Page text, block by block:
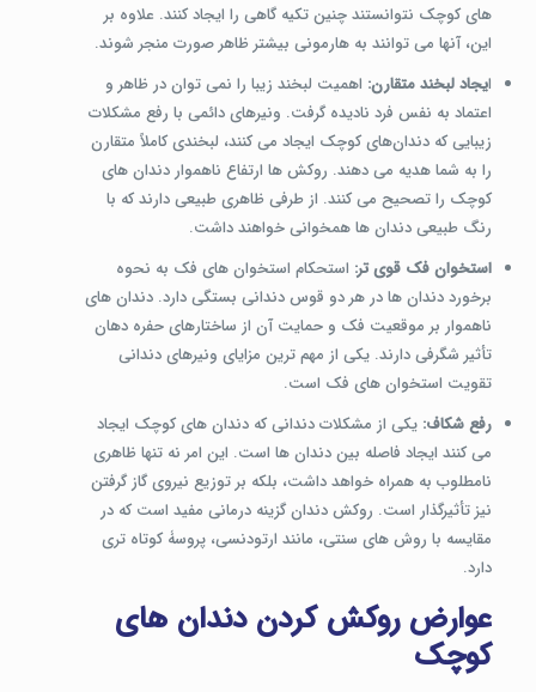
های کوچک نتوانستند چنین تکیه گاهی را ایجاد کنند. علاوه بر
این، آنها می توانند به هارمونی بیشتر ظاهر صورت منجر شوند.
ایجاد لبخند متقارن: اهمیت لبخند زیبا را نمی توان در ظاهر و
اعتماد به نفس فرد نادیده گرفت. ونیر‌های دائمی با رفع مشکلات
زیبایی که دندان‌های کوچک ایجاد می کنند، لبخندی کاملاً متقارن
را به شما هدیه می دهند. روکش ‌ها ارتفاع ناهموار دندان‌ های
کوچک را تصحیح می ‌کنند. از طرفی ظاهری طبیعی دارند که با
رنگ طبیعی دندان ‌ها همخوانی خواهند داشت.
استخوان فک قوی تر: استحکام استخوان‌ های فک به نحوه
برخورد دندان ‌ها در هر دو قوس دندانی بستگی دارد. دندان های
ناهموار بر موقعیت فک و حمایت آن از ساختارهای حفره دهان
تأثیر شگرفی دارند. یکی از مهم ترین مزایای ونیرهای دندانی
تقویت استخوان های فک است.
رفع شکاف: یکی از مشکلات دندانی که دندان های کوچک ایجاد
می کنند ایجاد فاصله بین دندان ها است. این امر نه تنها ظاهری
نامطلوب به همراه خواهد داشت، بلکه بر توزیع نیروی گاز گرفتن
نیز تأثیرگذار است. روکش دندان گزینه درمانی مفید است که در
مقایسه با روش ‌های سنتی، مانند ارتودنسی، پروسۀ کوتاه‌ تری
دارد.
عوارض روکش کردن دندان های
کوچک